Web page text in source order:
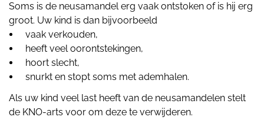
Soms is de neusamandel erg vaak ontstoken of is hij erg
groot. Uw kind is dan bijvoorbeeld
vaak verkouden,
heeft veel oorontstekingen,
hoort slecht,
snurkt en stopt soms met ademhalen.
Als uw kind veel last heeft van de neusamandelen stelt
de KNO-arts voor om deze te verwijderen.